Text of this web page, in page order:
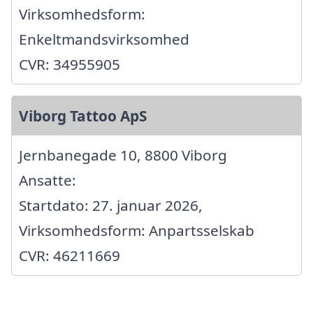
Virksomhedsform:
Enkeltmandsvirksomhed
CVR: 34955905
Viborg Tattoo ApS
Jernbanegade 10, 8800 Viborg
Ansatte:
Startdato: 27. januar 2026,
Virksomhedsform: Anpartsselskab
CVR: 46211669